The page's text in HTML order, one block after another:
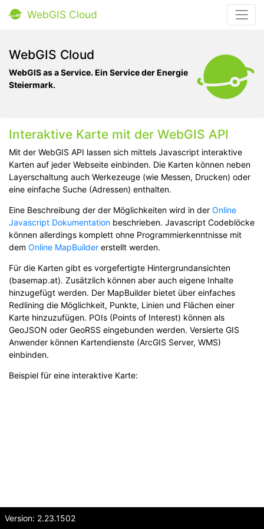
WebGIS Cloud
WebGIS Cloud
WebGIS as a Service. Ein Service derEnergie
Steiermark.
Interaktive Karte mit der WebGIS API
Mit der WebGIS API lassen sich mittels Javascript interaktive
Karten auf jeder Webseite einbinden. Die Karten können neben
Layerschaltung auch Werkezeuge (wie Messen, Drucken) oder
eine einfache Suche (Adressen) enthalten.
Eine Beschreibung der der Möglichkeiten wird in der Online
Javascript Dokumentation beschrieben. Javascript Codeblöcke
können allerdings komplett ohne Programmierkenntnisse mit
dem Online MapBuilder erstellt werden.
Für die Karten gibt es vorgefertigte Hintergrundansichten
(basemap.at). Zusätzlich können aber auch eigene Inhalte
hinzugefügt werden. Der MapBuilder bietet über einfaches
Redlining die Möglichkeit, Punkte, Linien und Flächen einer
Karte hinzuzufügen. POIs (Points of Interest) können als
GeoJSON oder GeoRSS eingebunden werden. Versierte GIS
Anwender können Kartendienste (ArcGIS Server, WMS)
einbinden.
Beispiel für eine interaktive Karte:
Version: 2.23.1502